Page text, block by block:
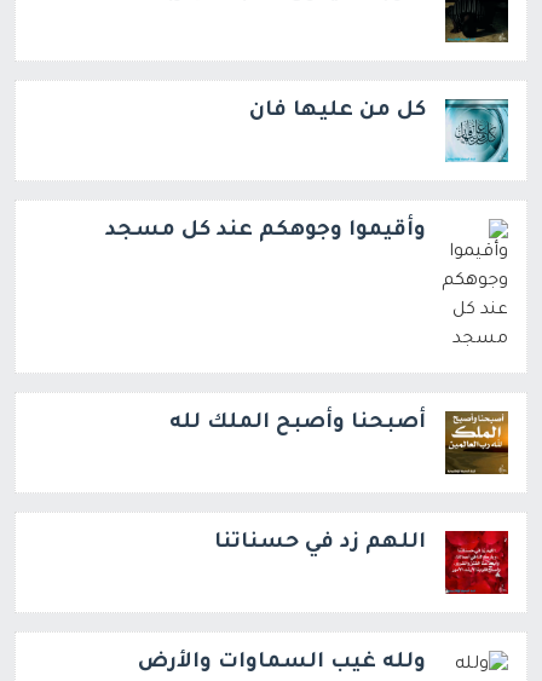
كل من عليها فان
وأقيموا وجوهكم عند كل مسجد
أصبحنا وأصبح الملك لله
اللهم زد في حسناتنا
ولله غيب السماوات والأرض